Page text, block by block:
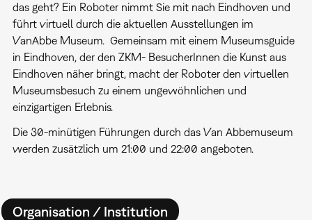
das geht? Ein Roboter nimmt Sie mit nach Eindhoven und
führt virtuell durch die aktuellen Ausstellungen im
VanAbbe Museum. Gemeinsam mit einem Museumsguide
in Eindhoven, der den ZKM- BesucherInnen die Kunst aus
Eindhoven näher bringt, macht der Roboter den virtuellen
Museumsbesuch zu einem ungewöhnlichen und
einzigartigen Erlebnis.
Die 30-minütigen Führungen durch das Van Abbemuseum
werden zusätzlich um 21:00 und 22:00 angeboten.
Organisation / Institution